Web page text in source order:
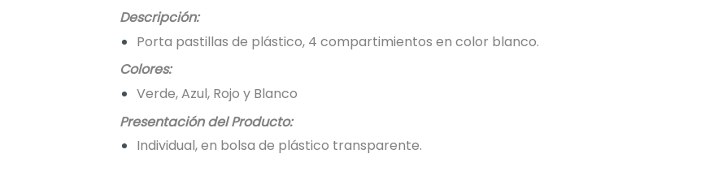
Descripción:
Porta pastillas de plástico, 4 compartimientos en color blanco.
Colores:
Verde, Azul, Rojo y Blanco
Presentación del Producto:
Individual, en bolsa de plástico transparente.